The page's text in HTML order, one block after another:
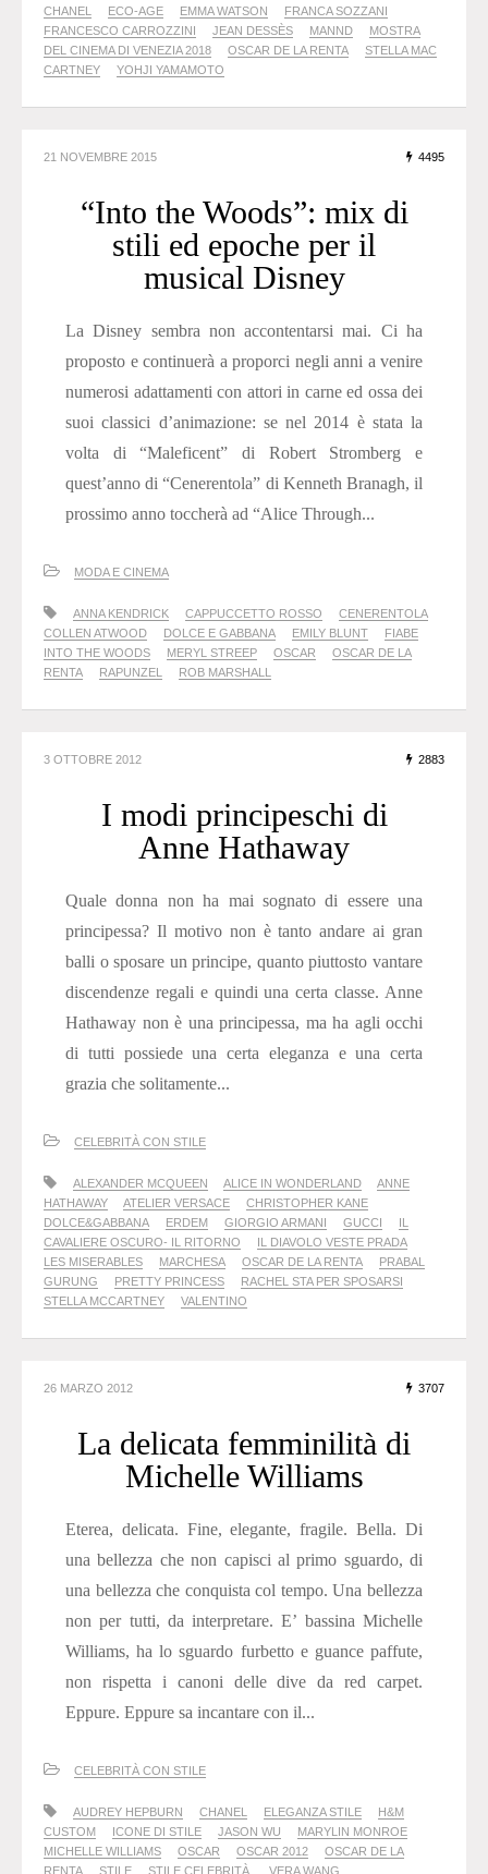
CHANEL
ECO-AGE EMMA WATSON
FRANCA SOZZANI
FRANCESCO CARROZZINI
JEAN DESSÈS MANND
MOSTRA
DEL CINEMA DI VENEZIA 2018
OSCAR DE LA RENTA
STELLA MAC
CARTNEY
YOHJI YAMAMOTO
21 NOVEMBRE 2015 4495
“Into the Woods”: mix di
stili ed epoche per il
musical Disney
La Disney sembra non accontentarsi mai. Ci ha
proposto e continuerà a proporci negli anni a venire
numerosi adattamenti con attori in carne ed ossa dei
suoi classici d’animazione: se nel 2014 è stata la
volta di “Maleficent” di Robert Stromberg e
quest’anno di “Cenerentola” di Kenneth Branagh, il
prossimo anno toccherà ad “Alice Through...
MODA E CINEMA
ANNA KENDRICK CAPPUCCETTO ROSSO
CENERENTOLA
COLLEN ATWOOD
DOLCE E GABBANA EMILY BLUNT
FIABE
INTO THE WOODS
MERYL STREEP OSCAR
OSCAR DE LA
RENTA
RAPUNZEL ROB MARSHALL
3 OTTOBRE 2012 2883
I modi principeschi di
Anne Hathaway
Quale donna non ha mai sognato di essere una
principessa? Il motivo non è tanto andare ai gran
balli o sposare un principe, quanto piuttosto vantare
discendenze regali e quindi una certa classe. Anne
Hathaway non è una principessa, ma ha agli occhi
di tutti possiede una certa eleganza e una certa
grazia che solitamente...
CELEBRITÀ CON STILE
ALEXANDER MCQUEEN ALICE IN WONDERLAND
ANNE
HATHAWAY
ATELIER VERSACE
CHRISTOPHER KANE
DOLCE&GABBANA
ERDEM GIORGIO ARMANI GUCCI
IL
CAVALIERE OSCURO- IL RITORNO
IL DIAVOLO VESTE PRADA
LES MISERABLES
MARCHESA OSCAR DE LA RENTA
PRABAL
GURUNG
PRETTY PRINCESS
RACHEL STA PER SPOSARSI
STELLA MCCARTNEY
VALENTINO
26 MARZO 2012 3707
La delicata femminilità di
Michelle Williams
Eterea, delicata. Fine, elegante, fragile. Bella. Di
una bellezza che non capisci al primo sguardo, di
una bellezza che conquista col tempo. Una bellezza
non per tutti, da interpretare. E’ bassina Michelle
Williams, ha lo sguardo furbetto e guance paffute,
non rispetta i canoni delle dive da red carpet.
Eppure. Eppure sa incantare con il...
CELEBRITÀ CON STILE
AUDREY HEPBURN CHANEL ELEGANZA STILE
H&M
CUSTOM
ICONE DI STILE JASON WU
MARYLIN MONROE
MICHELLE WILLIAMS
OSCAR OSCAR 2012
OSCAR DE LA
RENTA
STILE STILE CELEBRITÀ VERA WANG